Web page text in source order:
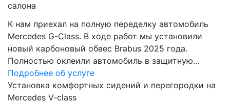
салона
К нам приехал на полную переделку автомобиль
Mercedes G-Class. В ходе работ мы установили
новый карбоновый обвес Brabus 2025 года.
Полностью оклеили автомобиль в защитную…
Подробнее об услуге
Установка комфортных сидений и перегородки на
Mercedes V-class